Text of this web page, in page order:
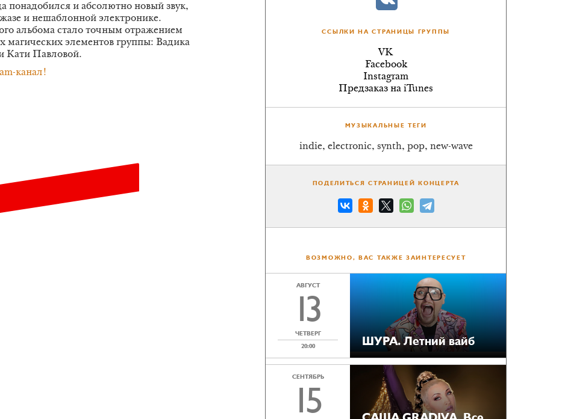
понадобился и абсолютно новый звук,
и нешаблонной электронике.
альбома стало точным отражением
магических элементов группы: Вадика
Кати Павловой.
канал!
ССЫЛКИ НА СТРАНИЦЫ ГРУППЫ
VK
Facebook
Instagram
Предзаказ на iTunes
МУЗЫКАЛЬНЫЕ ТЕГИ
indie, electronic, synth, pop, new-wave
ПОДЕЛИТЬСЯ СТРАНИЦЕЙ КОНЦЕРТА
ВОЗМОЖНО, ВАС ТАКЖЕ ЗАИНТЕРЕСУЕТ
АВГУСТ
13
ЧЕТВЕРГ
20:00
ШУРА. Летний вайб
СЕНТЯБРЬ
15